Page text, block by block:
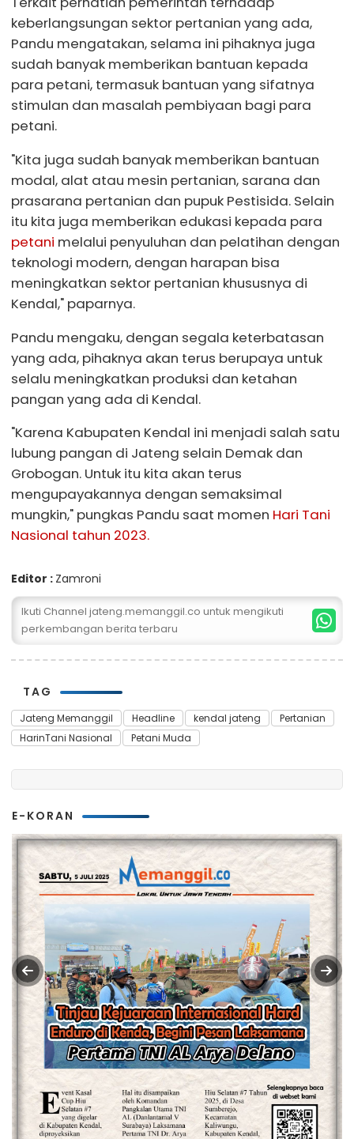
keberlangsungan sektor pertanian yang ada,
Pandu mengatakan, selama ini pihaknya juga
sudah banyak memberikan bantuan kepada
para petani, termasuk bantuan yang sifatnya
stimulan dan masalah pembiyaan bagi para
petani.
"Kita juga sudah banyak memberikan bantuan
modal, alat atau mesin pertanian, sarana dan
prasarana pertanian dan pupuk Pestisida. Selain
itu kita juga memberikan edukasi kepada para
petani melalui penyuluhan dan pelatihan dengan
teknologi modern, dengan harapan bisa
meningkatkan sektor pertanian khususnya di
Kendal," paparnya.
Pandu mengaku, dengan segala keterbatasan
yang ada, pihaknya akan terus berupaya untuk
selalu meningkatkan produksi dan ketahan
pangan yang ada di Kendal.
"Karena Kabupaten Kendal ini menjadi salah satu
lubung pangan di Jateng selain Demak dan
Grobogan. Untuk itu kita akan terus
mengupayakannya dengan semaksimal
mungkin," pungkas Pandu saat momen Hari Tani
Nasional tahun 2023.
Editor : Zamroni
Ikuti Channel jateng.memanggil.co untuk mengikuti
perkembangan berita terbaru
TAG
Jateng Memanggil Headline kendal jateng
Pertanian
HarinTani Nasional
Petani Muda
E-KORAN